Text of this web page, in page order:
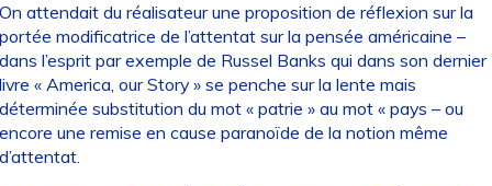
attendait du réalisateur une proposition de réflexion sur la
modificatrice de l’attentat sur la pensée américaine –
l’esprit par exemple de Russel Banks qui dans son dernier
« America, our Story » se penche sur la lente mais
substitution du mot « patrie » au mot « pays – ou
une remise en cause paranoïde de la notion même